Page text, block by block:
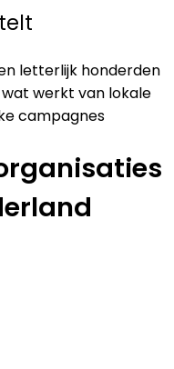
letterlijk honderden
werkt van lokale
campagnes